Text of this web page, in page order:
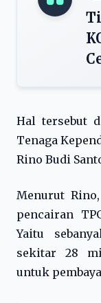
Hal tersebut
Tenaga
Rino Budi
Menurut
pencairan
Yaitu
sekitar 28
untuk